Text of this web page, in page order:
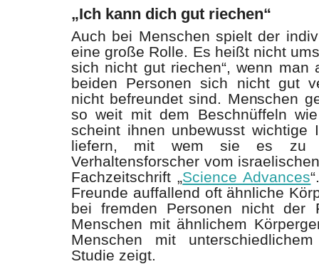
„Ich kann dich gut riechen“
Auch bei Menschen spielt der
eine große Rolle. Es heißt nicht
sich nicht gut riechen“, wenn man
beiden Personen sich nicht gut
nicht befreundet sind. Menschen
so weit mit dem Beschnüffeln
scheint ihnen unbewusst wichtige
liefern, mit wem sie es zu
Verhaltensforscher vom
Fachzeitschrift „Science Advances
Freunde auffallend oft ähnliche
bei fremden Personen nicht der
Menschen mit ähnlichem
Menschen mit
Studie zeigt.